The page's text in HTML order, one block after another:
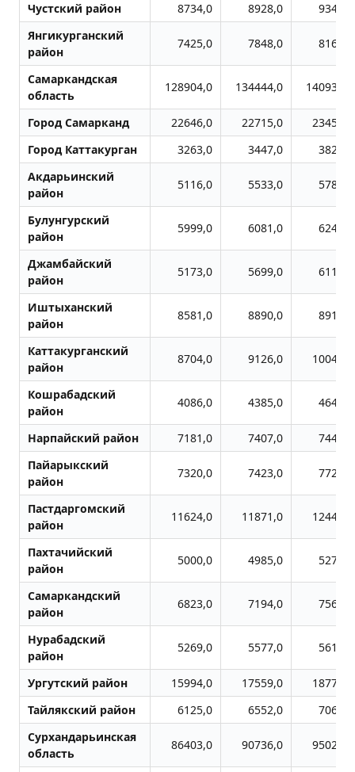
Чустский район
8734,0 8928,0
9342,0
Янгикурганский
район
7425,0 7848,0 8166,0
Самаркандская
область
128904,0 134444,0 140934,0
Город Самарканд 22646,0 22715,0
23452,0
Город Каттакурган
3263,0 3447,0
3821,0
Акдарьинский
район
5116,0 5533,0 5789,0
Булунгурский
район
5999,0 6081,0 6242,0
Джамбайский
район
5173,0 5699,0 6115,0
Иштыханский
район
8581,0 8890,0 8917,0
Каттакурганский
район
8704,0 9126,0 10048,0
Кошрабадский
район
4086,0 4385,0 4649,0
Нарпайский район 7181,0 7407,0
7447,0
Пайарыкский
район
7320,0 7423,0 7721,0
Пастдаргомский
район
11624,0 11871,0 12442,0
Пахтачийский
район
5000,0 4985,0 5273,0
Самаркандский
район
6823,0 7194,0 7565,0
Нурабадский
район
5269,0 5577,0 5617,0
Ургутский район 15994,0 17559,0
18773,0
Тайлякский район
6125,0 6552,0
7063,0
Сурхандарьинская
область
86403,0 90736,0 95025,0